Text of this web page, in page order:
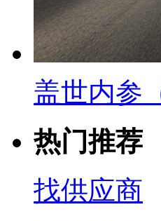
盖世内参
热门推荐
找供应商